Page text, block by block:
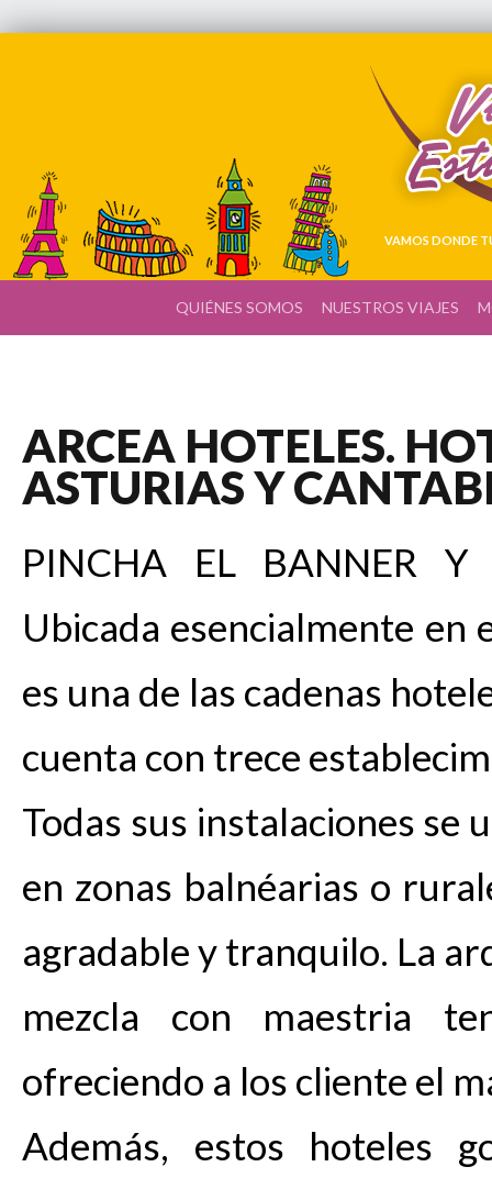
VAMOS DONDE
QUIÉNES SOMOS NUESTROS VIAJES
ARCEA HOTELES.
ASTURIAS Y
PINCHA EL BANNER Y
Ubicada esencialmente en
es una de las cadenas
cuenta con trece
Todas sus instalaciones se
en zonas balnéarias o
agradable y tranquilo. La
mezcla con maestria
ofreciendo a los cliente el
Además, estos hoteles